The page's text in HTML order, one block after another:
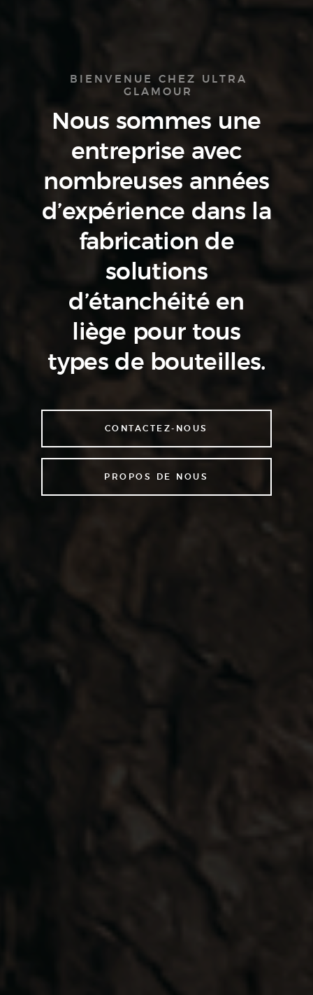
BIENVENUE CHEZ ULTRA
GLAMOUR
Nous sommes une
entreprise avec
nombreuses années
d’expérience dans la
fabrication de
solutions
d’étanchéité en
liège pour tous
types de bouteilles.
CONTACTEZ-NOUS
PROPOS DE NOUS